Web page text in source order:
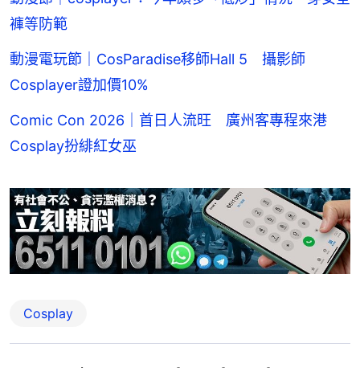
褲等防範
動漫電玩節｜CosParadise移師Hall 5 攝影師
Cosplayer證加價10%
Comic Con 2026｜首日人流旺 廣州客專程來港
Cosplay扮緋紅女巫
Cosplay